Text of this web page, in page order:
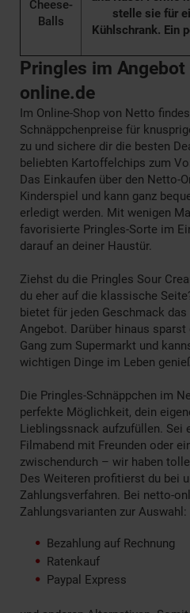
Cheese-
Balls
stelle sie für
Kühlschrank. Ein
Pringles im
online.de
Im Online-Shop von Netto
Schnäppchenpreise für
zu und sichere dir die besten
beliebten Kartoffelchips zum
Das Einkaufen über den Netto-
Kinderspiel und kann ganz
erledigt werden. Mit wenigen
favorisierte Pringles-Sorte im
darauf an deiner Haustür.
Ziehst du die Pringles Sour
du eher auf die klassische
bietet für jeden Geschmack
Angebot. Darüber hinaus
Gang zum Supermarkt und
wichtigen Dinge im Leben
Die Pringles-Schnäppchen im
perfekte Möglichkeit, dein
Lieblingssnack aufzufüllen. Sei
Filmabend mit Freunden oder
zwischendurch – wir haben
Des Weiteren profitierst du bei
Zahlungsverfahren. Bei netto-
Zahlungsvarianten zur Auswahl:
Bezahlung auf Rechnung
Ratenkauf
Paypal Express